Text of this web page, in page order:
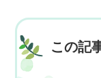
この記